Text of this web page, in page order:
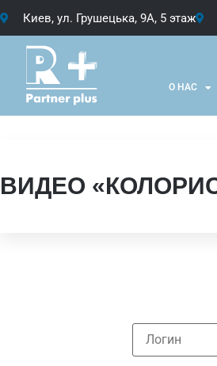
Киев, ул. Грушецька, 9А, 5 этаж
О НАС
ВИДЕО